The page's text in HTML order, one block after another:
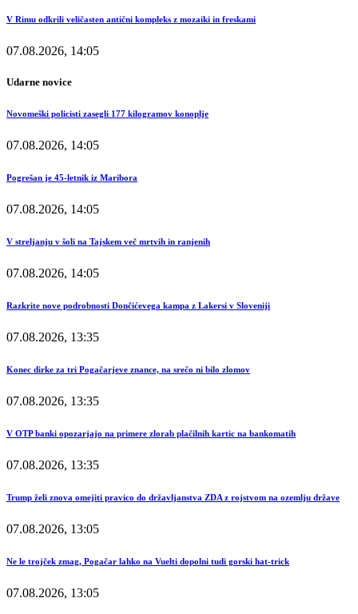
V Rimu odkrili veličasten antični kompleks z mozaiki in freskami
07.08.2026, 14:05
Udarne novice
Novomeški policisti zasegli 177 kilogramov konoplje
07.08.2026, 14:05
Pogrešan je 45-letnik iz Maribora
07.08.2026, 14:05
V streljanju v šoli na Tajskem več mrtvih in ranjenih
07.08.2026, 14:05
Razkrite nove podrobnosti Dončićevega kampa z Lakersi v Sloveniji
07.08.2026, 13:35
Konec dirke za tri Pogačarjeve znance, na srečo ni bilo zlomov
07.08.2026, 13:35
V OTP banki opozarjajo na primere zlorab plačilnih kartic na bankomatih
07.08.2026, 13:35
Trump želi znova omejiti pravico do državljanstva ZDA z rojstvom na ozemlju države
07.08.2026, 13:05
Ne le trojček zmag, Pogačar lahko na Vuelti dopolni tudi gorski hat-trick
07.08.2026, 13:05